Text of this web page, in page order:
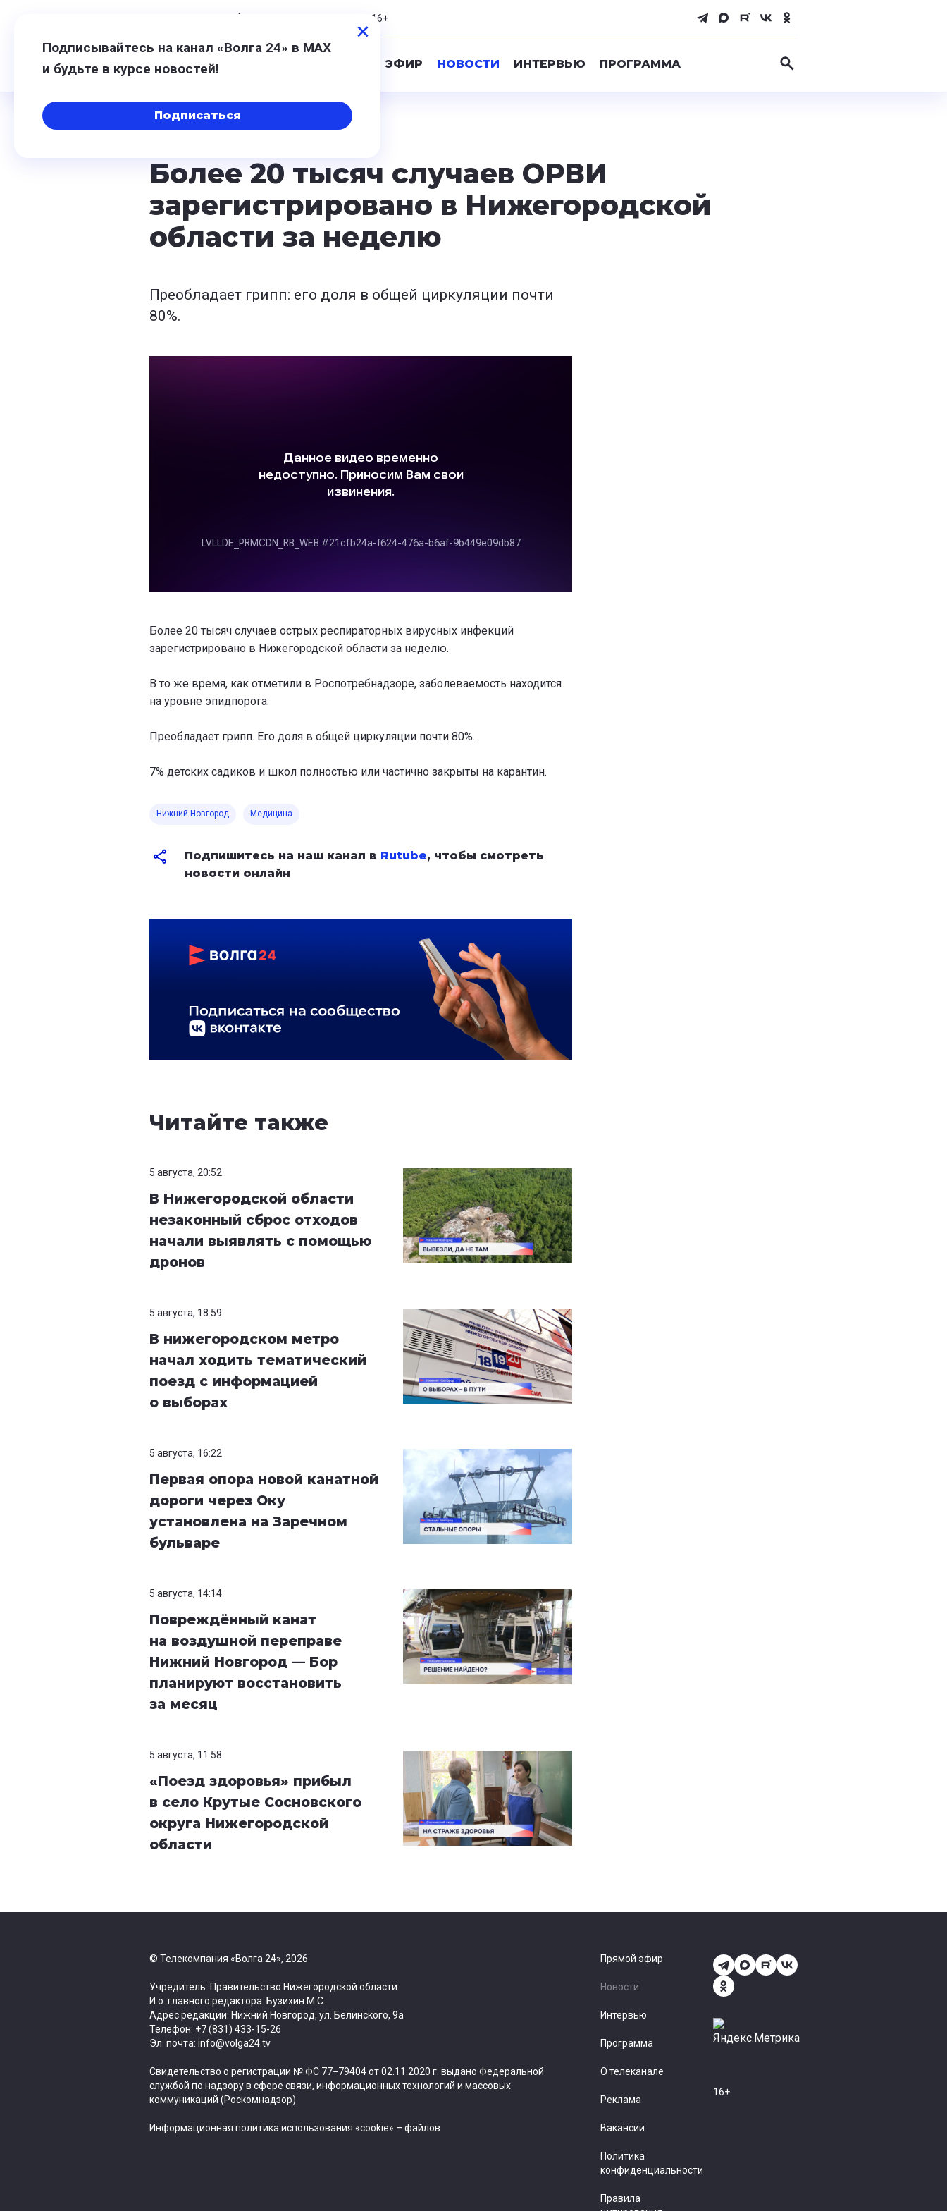
16+
ПРЯМОЙ ЭФИР НОВОСТИ ИНТЕРВЬЮ ПРОГРАММА
Более 20 тысяч случаев ОРВИ
зарегистрировано в Нижегородской
области за неделю
Преобладает грипп: его доля в общей циркуляции почти
80%.
Более 20 тысяч случаев острых респираторных вирусных инфекций
зарегистрировано в Нижегородской области за неделю.
В то же время, как отметили в Роспотребнадзоре, заболеваемость находится
на уровне эпидпорога.
Преобладает грипп. Его доля в общей циркуляции почти 80%.
7% детских садиков и школ полностью или частично закрыты на карантин.
Нижний Новгород Медицина
Подпишитесь на наш канал в Rutube, чтобы смотреть
новости онлайн
Читайте также
5 августа, 20:52
В Нижегородской области
незаконный сброс отходов
начали выявлять с помощью
дронов
5 августа, 18:59
В нижегородском метро
начал ходить тематический
поезд с информацией
о выборах
5 августа, 16:22
Первая опора новой канатной
дороги через Оку
установлена на Заречном
бульваре
5 августа, 14:14
Повреждённый канат
на воздушной переправе
Нижний Новгород — Бор
планируют восстановить
за месяц
5 августа, 11:58
«Поезд здоровья» прибыл
в село Крутые Сосновского
округа Нижегородской
области
© Телекомпания «Волга 24», 2026
Учредитель: Правительство Нижегородской области
И.о. главного редактора: Бузихин М.С.
Адрес редакции: Нижний Новгород, ул. Белинского, 9а
Телефон: +7 (831) 433-15-26
Эл. почта: info@volga24.tv
Свидетельство о регистрации № ФС 77−79404 от 02.11.2020 г. выдано Федеральной
службой по надзору в сфере связи, информационных технологий и массовых
коммуникаций (Роскомнадзор)
Информационная политика использования «cookie» – файлов
Прямой эфир
Новости
Интервью
Программа
О телеканале
Реклама
Вакансии
Политика
конфиденциальности
Правила
16+
Подписывайтесь на канал «Волга 24» в МАХ
и будьте в курсе новостей!
Подписаться